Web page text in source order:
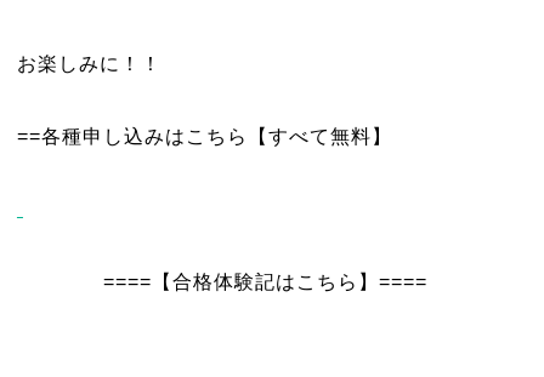
お楽しみに！！
==各種申し込みはこちら【すべて無料】
====【合格体験記はこちら】====